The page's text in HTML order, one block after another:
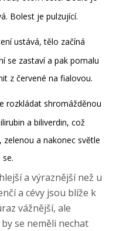
Bolest je pulzující.
ustává, tělo začíná
se zastaví a pak pomalu
z červené na fialovou.
rozkládat shromážděnou
a biliverdin, což
a nakonec světle
a výraznější než u
a cévy jsou blíže k
vážnější, ale
se neměli nechat